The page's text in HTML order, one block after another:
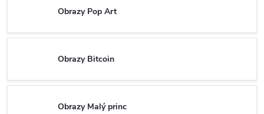
Obrazy Pop Art
Obrazy Bitcoin
Obrazy Malý princ